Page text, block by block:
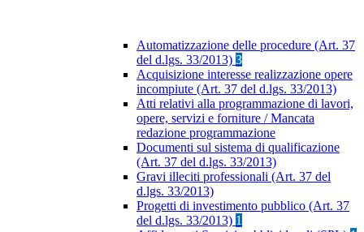
Automatizzazione delle procedure (Art. 37
del d.lgs. 33/2013) 3
Acquisizione interesse realizzazione opere
incompiute (Art. 37 del d.lgs. 33/2013)
Atti relativi alla programmazione di lavori,
opere, servizi e forniture / Mancata
redazione programmazione
Documenti sul sistema di qualificazione
(Art. 37 del d.lgs. 33/2013)
Gravi illeciti professionali (Art. 37 del
d.lgs. 33/2013)
Progetti di investimento pubblico (Art. 37
del d.lgs. 33/2013) 1